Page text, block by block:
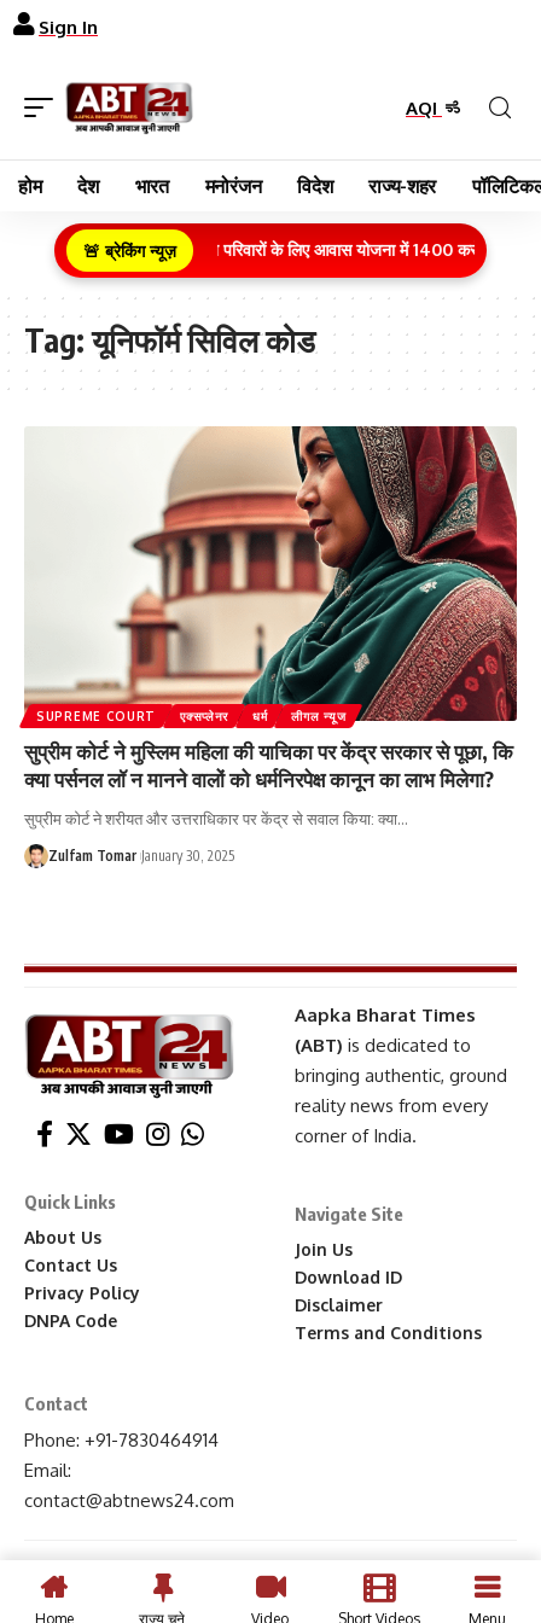
Sign In
AQI
होम देश भारत मनोरंजन विदेश राज्य-शहर
🚨 ब्रेकिंग न्यूज़
ग्रामीण क्षेत्र के गरीब परिवारों के लिए आवास योजना में 1400 करोड़ रुपये
Tag:यूनिफॉर्म सिविल कोड
SUPREME COURT एक्सप्लेनर धर्म लीगल न्यूज
सुप्रीम कोर्ट ने मुस्लिम महिला की याचिका पर केंद्र सरकार से पूछा, कि
क्या पर्सनल लॉ न मानने वालों को धर्मनिरपेक्ष कानून का लाभ मिलेगा?
सुप्रीम कोर्ट ने शरीयत और उत्तराधिकार पर केंद्र से सवाल किया: क्या…
Zulfam Tomar January 30, 2025
Aapka Bharat Times
(ABT) is dedicated to
bringing authentic, ground
reality news from every
corner of India.
Quick Links
About Us
Contact Us
Privacy Policy
DNPA Code
Navigate Site
Join Us
Download ID
Disclaimer
Terms and Conditions
Contact
Phone: +91-7830464914
Email:
contact@abtnews24.com
Home राज्य चुने Video Short Videos Menu